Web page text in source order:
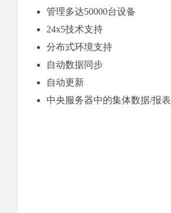
管理多达50000台设备
24x5技术支持
分布式环境支持
自动数据同步
自动更新
中央服务器中的集体数据/报表